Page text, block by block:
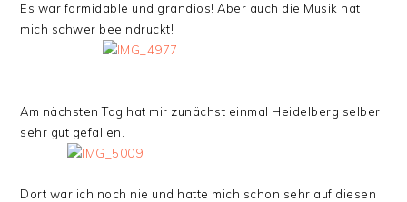
Es war formidable und grandios! Aber auch die Musik hat
mich schwer beeindruckt!
Am nächsten Tag hat mir zunächst einmal Heidelberg selber
sehr gut gefallen.
Dort war ich noch nie und hatte mich schon sehr auf diesen